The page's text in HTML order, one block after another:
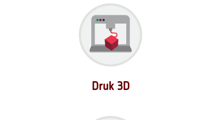
Druk 3D